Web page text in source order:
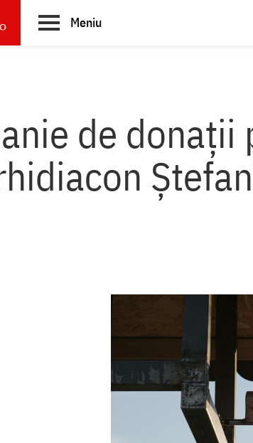
Meniu
de